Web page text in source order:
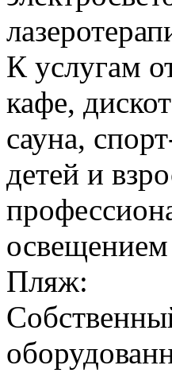
К услугам
кафе,
сауна,
детей и
освещением
Пляж: